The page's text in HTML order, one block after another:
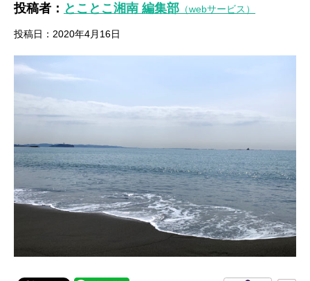
投稿者： とことこ湘南 編集部 （webサービス）
投稿日：2020年4月16日